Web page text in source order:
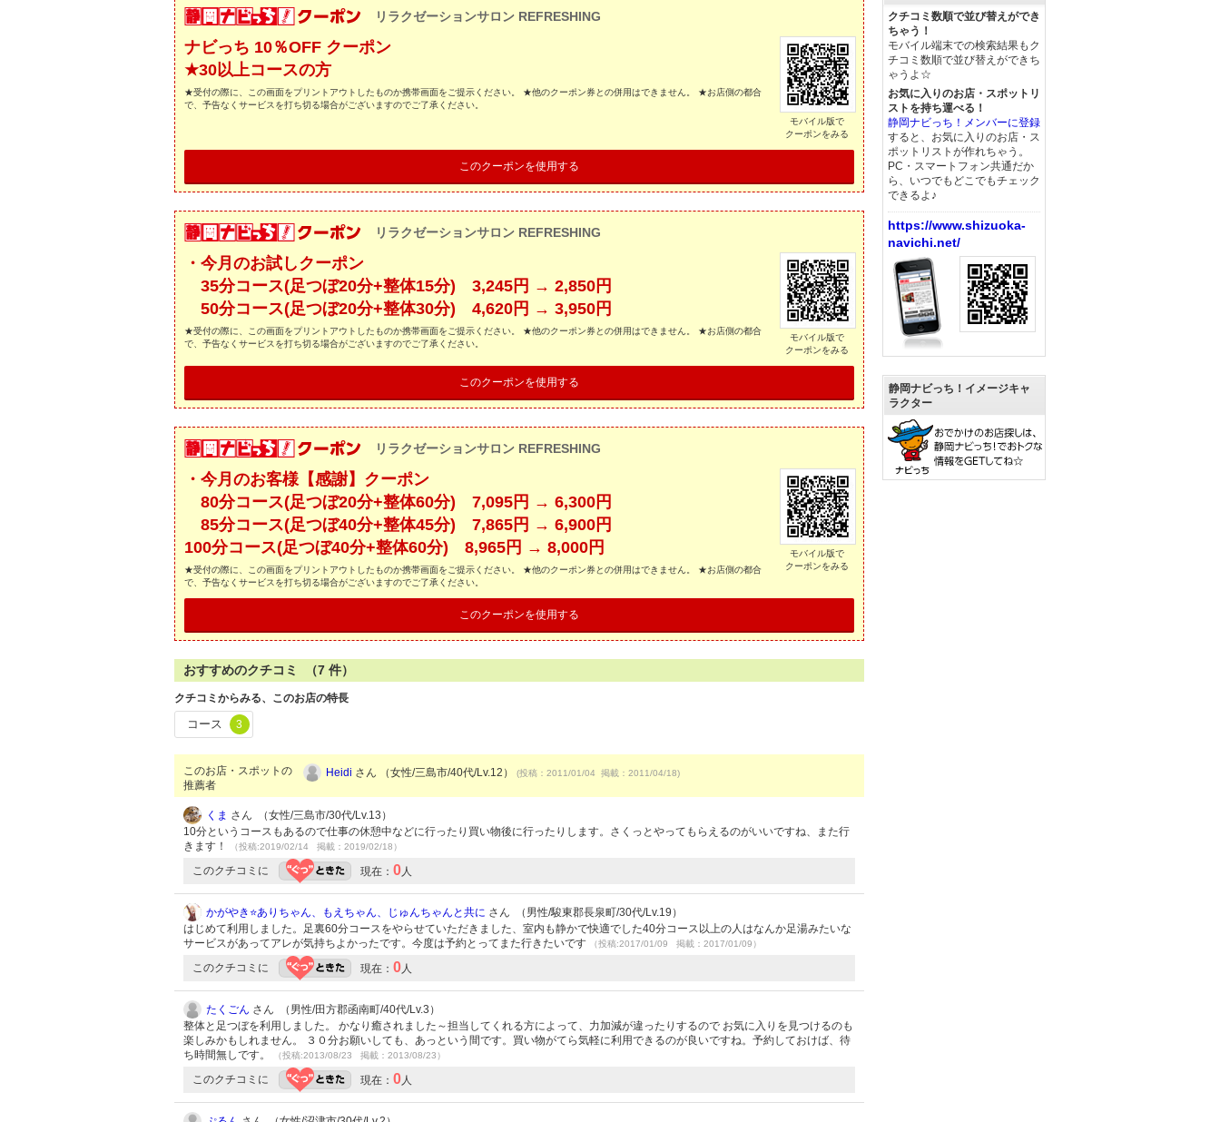
リラクゼーションサロン REFRESHING
ナビっち 10％OFF クーポン
★30以上コースの方
★受付の際に、この画面をプリントアウトしたものか携帯画面をご提示ください。 ★他のクーポン券との併用はできません。 ★お店側の都合
で、予告なくサービスを打ち切る場合がございますのでご了承ください。
モバイル版で
クーポンをみる
このクーポンを使用する
リラクゼーションサロン REFRESHING
・今月のお試しクーポン
35分コース(足つぼ20分+整体15分) 3,245円 → 2,850円
50分コース(足つぼ20分+整体30分) 4,620円 → 3,950円
★受付の際に、この画面をプリントアウトしたものか携帯画面をご提示ください。 ★他のクーポン券との併用はできません。 ★お店側の都合
で、予告なくサービスを打ち切る場合がございますのでご了承ください。
モバイル版で
クーポンをみる
このクーポンを使用する
リラクゼーションサロン REFRESHING
・今月のお客様【感謝】クーポン
80分コース(足つぼ20分+整体60分) 7,095円 → 6,300円
85分コース(足つぼ40分+整体45分) 7,865円 → 6,900円
100分コース(足つぼ40分+整体60分) 8,965円 → 8,000円
★受付の際に、この画面をプリントアウトしたものか携帯画面をご提示ください。 ★他のクーポン券との併用はできません。 ★お店側の都合
で、予告なくサービスを打ち切る場合がございますのでご了承ください。
モバイル版で
クーポンをみる
このクーポンを使用する
おすすめのクチコミ （7 件）
クチコミからみる、このお店の特長
コース 3
このお店・スポットの
推薦者
Heidi さん （女性/三島市/40代/Lv.12） (投稿：2011/01/04 掲載：2011/04/18)
くま さん （女性/三島市/30代/Lv.13）
10分というコースもあるので仕事の休憩中などに行ったり買い物後に行ったりします。さくっとやってもらえるのがいいですね、また行
きます！
（投稿:2019/02/14 掲載：2019/02/18）
このクチコミに 現在： 0 人
かがやき⭐️ありちゃん、もえちゃん、じゅんちゃんと共に さん （男性/駿東郡長泉町/30代/Lv.19）
はじめて利用しました。足裏60分コースをやらせていただきました、室内も静かで快適でした40分コース以上の人はなんか足湯みたいな
サービスがあってアレが気持ちよかったです。今度は予約とってまた行きたいです
（投稿:2017/01/09 掲載：2017/01/09）
このクチコミに 現在： 0 人
たくごん さん （男性/田方郡函南町/40代/Lv.3）
整体と足つぼを利用しました。 かなり癒されました～担当してくれる方によって、力加減が違ったりするので お気に入りを見つけるのも
楽しみかもしれません。 ３０分お願いしても、あっという間です。買い物がてら気軽に利用できるのが良いですね。予約しておけば、待
ち時間無しです。
（投稿:2013/08/23 掲載：2013/08/23）
このクチコミに 現在： 0 人
クチコミ数順で並び替えができ
ちゃう！
モバイル端末での検索結果もク
チコミ数順で並び替えができち
ゃうよ☆
お気に入りのお店・スポットリ
ストを持ち運べる！
静岡ナビっち！メンバーに登録
すると、お気に入りのお店・ス
ポットリストが作れちゃう。
PC・スマートフォン共通だか
ら、いつでもどこでもチェック
できるよ♪
https://www.shizuoka-
navichi.net/
静岡ナビっち！イメージキャ
ラクター